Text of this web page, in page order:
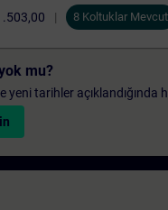
8 Koltuklar Mevcut
mu?
yeni tarihler açıklandığında